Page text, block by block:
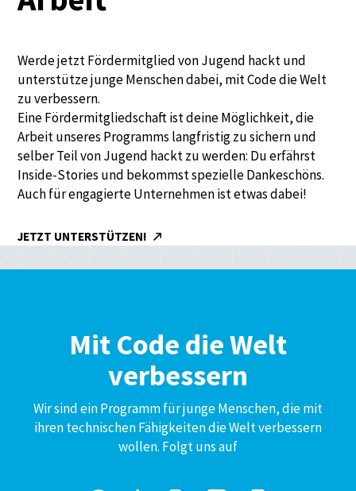
Werde jetzt Fördermitglied von Jugend hackt und
unterstütze junge Menschen dabei, mit Code die Welt
zu verbessern.
Eine Fördermitgliedschaft ist deine Möglichkeit, die
Arbeit unseres Programms langfristig zu sichern und
selber Teil von Jugend hackt zu werden: Du erfährst
Inside-Stories und bekommst spezielle Dankeschöns.
Auch für engagierte Unternehmen ist etwas dabei!
JETZT UNTERSTÜTZEN!
Mit Code die Welt
verbessern
Wir sind ein Programm für junge Menschen, die mit
ihren technischen Fähigkeiten die Welt verbessern
wollen. Folgt uns auf